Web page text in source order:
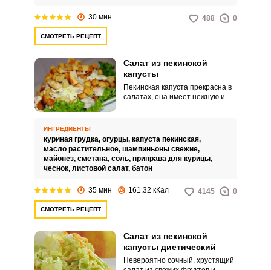
особенно в разгар летнего
красивыми листьями без тёмных
30 мин 488 0
СМОТРЕТЬ РЕЦЕПТ
Салат из пекинской
капусты
Пекинская капуста прекрасна в
салатах, она имеет нежную и
ингредиентами и заправками.
ИНГРЕДИЕНТЫ
куриная грудка, огурцы, капуста пекинская,
масло растительное, шампиньоны свежие,
майонез, сметана, соль, приправа для курицы,
чеснок, листовой салат, батон
35 мин 161.32 кКал 4145 0
СМОТРЕТЬ РЕЦЕПТ
Салат из пекинской
капусты диетический
Невероятно сочный, хрустящий